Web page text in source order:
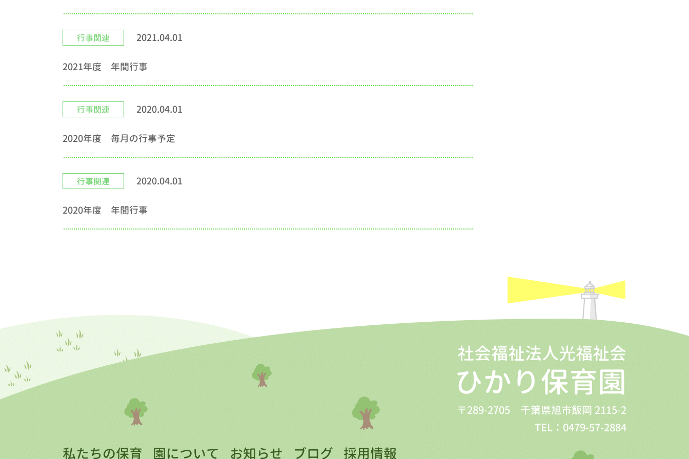
行事関連 2021.04.01
2021年度 年間行事
行事関連 2020.04.01
2020年度 毎月の行事予定
行事関連 2020.04.01
2020年度 年間行事
社会福祉法人光福祉会
ひかり保育園
〒289-2705 千葉県旭市飯岡 2115-2
TEL：0479-57-2884
私たちの保育 園について お知らせ ブログ 採用情報